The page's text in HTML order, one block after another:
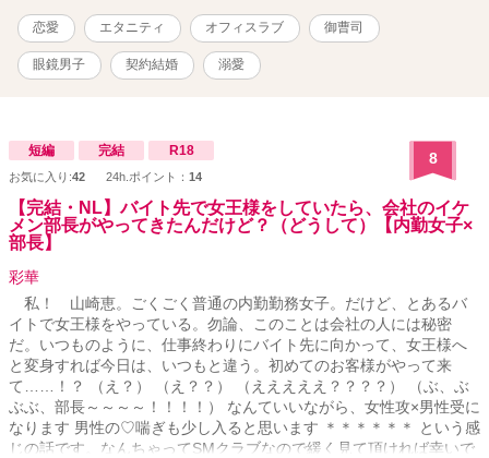
ステート』開発本部長で御曹司 長男だけどなにやら訳ありであまり
跡取りとして望まれていない 人当たりがよくていい人 だけど本当は
強引!?
恋愛 エタニティ オフィスラブ 御曹司
眼鏡男子 契約結婚 溺愛
短編 完結 R18
お気に入り:42 24h.ポイント： 14
8
【完結・NL】バイト先で女王様をしていたら、会社のイケ
メン部長がやってきたんだけど？（どうして）【内勤女子×
部長】
彩華
私！ 山崎恵。ごくごく普通の内勤勤務女子。だけど、とあるバ
イトで女王様をやっている。勿論、このことは会社の人には秘密
だ。いつものように、仕事終わりにバイト先に向かって、女王様へ
と変身すれば今日は、いつもと違う。初めてのお客様がやって来
て……！？ （え？） （え？？） （えええええ？？？？） （ぶ、ぶ
ぶぶ、部長～～～～！！！！） なんていいながら、女性攻×男性受に
なります 男性の♡喘ぎも少し入ると思います ＊＊＊＊＊＊ という感
じの話です。なんちゃってSMクラブなので緩く見て頂ければ幸いで